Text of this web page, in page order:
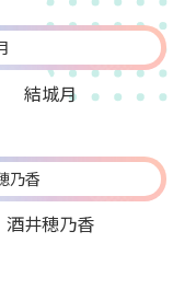
結城月
酒井穂乃香